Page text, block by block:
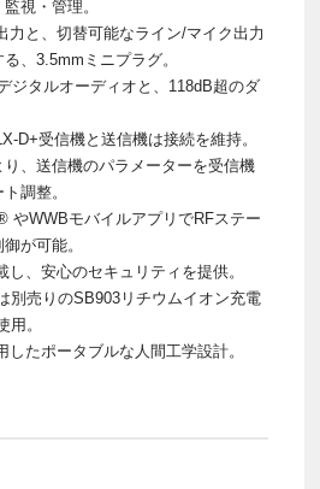
視・管理。
力と、切替可能なライン/マイク出力
、3.5mmミニプラグ。
ジタルオーディオと、118dB超のダ
D+受信機と送信機は接続を維持。
、送信機のパラメーターを受信機
調整。
やWWBモバイルアプリでRFステー
が可能。
し、安心のセキュリティを提供。
別売りのSB903リチウムイオン充電
用。
したポータブルな人間工学設計。